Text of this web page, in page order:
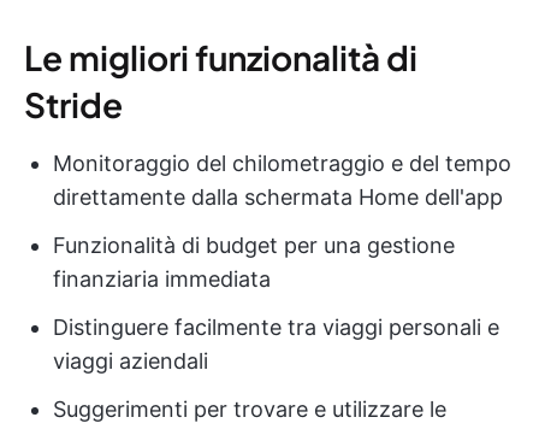
Le migliori funzionalità di
Stride
Monitoraggio del chilometraggio e del tempo
direttamente dalla schermata Home dell'app
Funzionalità di budget per una gestione
finanziaria immediata
Distinguere facilmente tra viaggi personali e
viaggi aziendali
Suggerimenti per trovare e utilizzare le